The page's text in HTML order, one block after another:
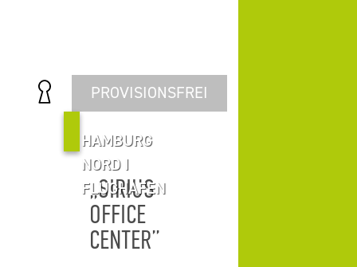
PROVISIONSFREI
HAMBURG
NORD I
FLUGHAFEN
„SIRIUS
OFFICE
CENTER”